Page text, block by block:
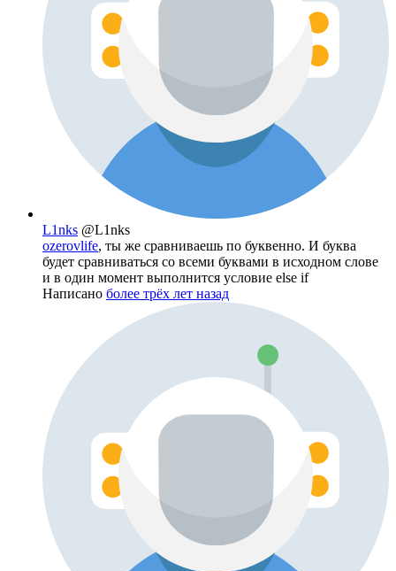
L1nks @L1nks
ozerovlife, ты же сравниваешь по буквенно. И буква
будет сравниваться со всеми буквами в исходном слове
и в один момент выполнится условие else if
Написано более трёх лет назад